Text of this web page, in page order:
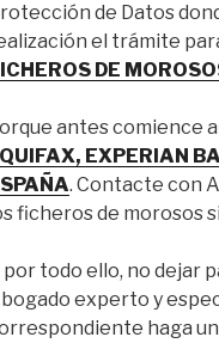
de Datos
el trámite
DE
antes comience
EXPERIAN
. Contacte con
ficheros de morosos
por todo ello, no dejar
experto y
haga un